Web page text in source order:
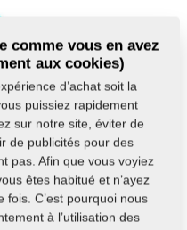
comme vous en avez
aux cookies)
d’achat soit la
puissiez rapidement
sur notre site, éviter de
de publicités pour des
pas. Afin que vous voyiez
êtes habitué et n’ayez
fois. C’est pourquoi nous
à l’utilisation des